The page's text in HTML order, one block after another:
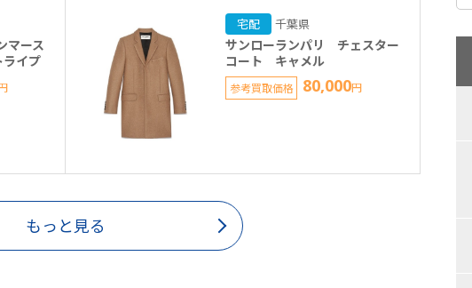
マース
イプ
宅配 千葉県
サンローランパリ チェスター
コート キャメル
参考買取価格 80,000円
もっと見る